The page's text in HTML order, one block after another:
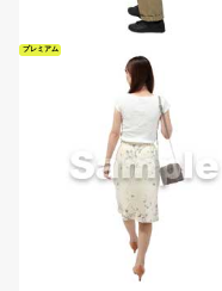
プレミアム